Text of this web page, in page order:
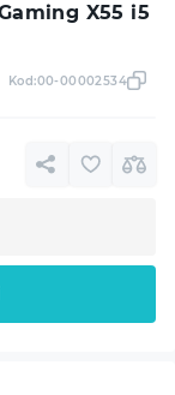
X55 i5
Kod:00-00002534